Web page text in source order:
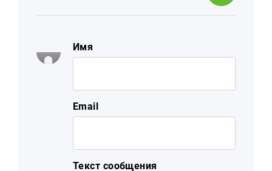
Имя
Email
Текст сообщения